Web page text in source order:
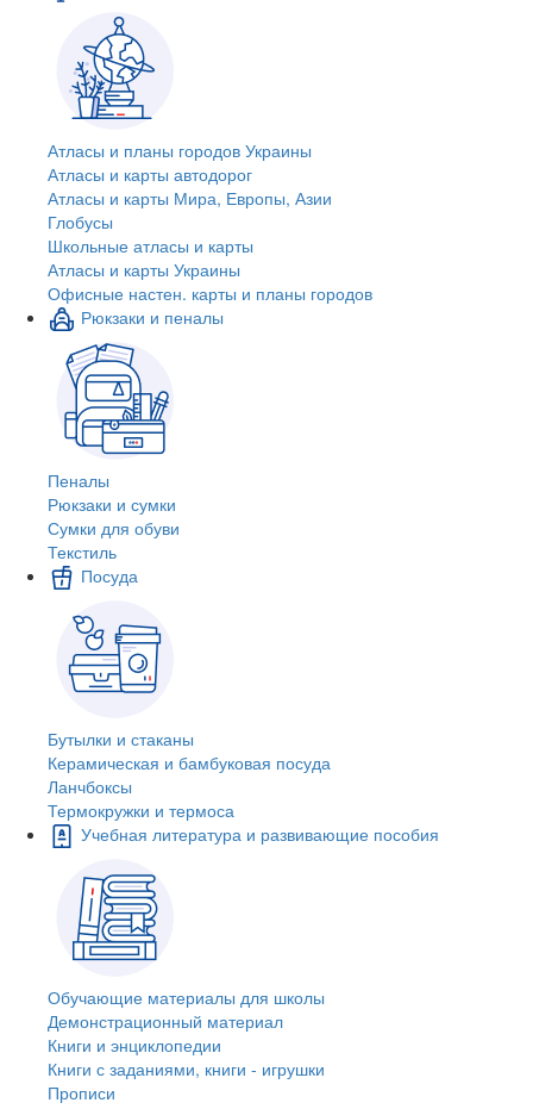
Атласы и планы городов Украины
Атласы и карты автодорог
Атласы и карты Мира, Европы, Азии
Глобусы
Школьные атласы и карты
Атласы и карты Украины
Офисные настен. карты и планы городов
Рюкзаки и пеналы
Пеналы
Рюкзаки и сумки
Сумки для обуви
Текстиль
Посуда
Бутылки и стаканы
Керамическая и бамбуковая посуда
Ланчбоксы
Термокружки и термоса
Учебная литература и развивающие пособия
Обучающие материалы для школы
Демонстрационный материал
Книги и энциклопедии
Книги с заданиями, книги - игрушки
Прописи